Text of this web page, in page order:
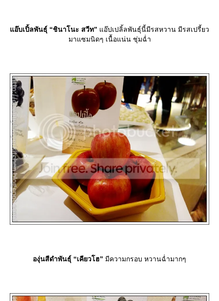
อ๊บเปิ้ลพันธุ์ “ชินาโนะ สวีท” อ๊ปเปลิ้ลพันธุ์นี้มีรสหวาน มีรสเปรี้ยว
มาแซมนิดๆ เนื้อแน่น ชุ่มฉ่ำ
องุ่นสีดำพันธุ์ “เคียวโฮ” มีความกรอบ หวานฉ่ำมากๆ